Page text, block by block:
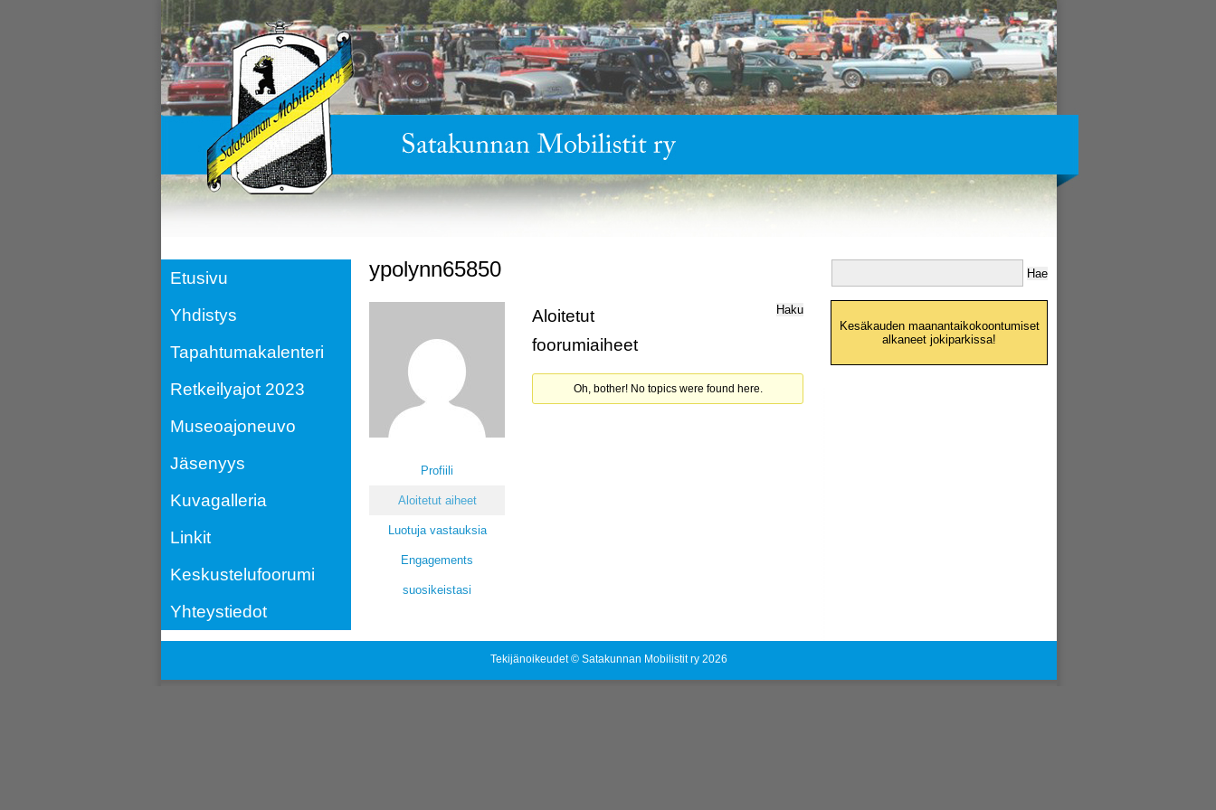
Etusivu
Yhdistys
Tapahtumakalenteri
Retkeilyajot 2023
Museoajoneuvo
Jäsenyys
Kuvagalleria
Linkit
Keskustelufoorumi
Yhteystiedot
ypolynn65850
Profiili
Aloitetut aiheet
Luotuja vastauksia
Engagements
suosikeistasi
Aloitetut
foorumiaiheet
Oh, bother! No topics were found here.
Kesäkauden maanantaikokoontumiset
alkaneet jokiparkissa!
Tekijänoikeudet © Satakunnan Mobilistit ry 2026